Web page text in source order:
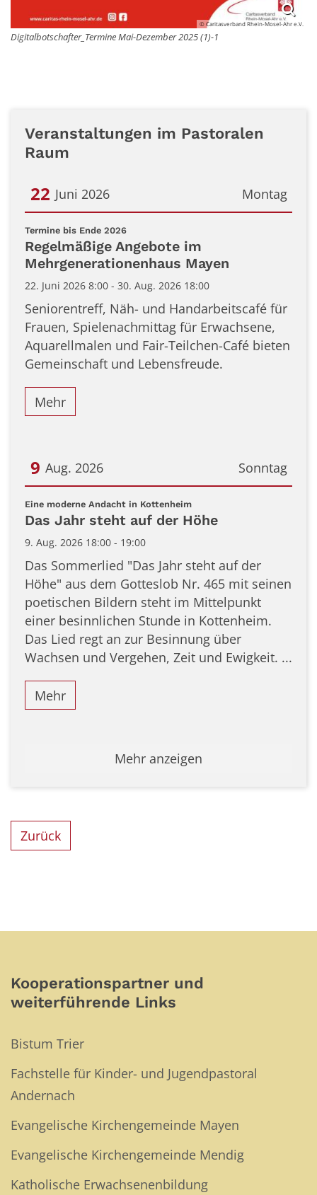
© Caritasverband Rhein-Mosel-Ahr e.V.
Digitalbotschafter_Termine Mai-Dezember 2025 (1)-1
Veranstaltungen im Pastoralen
Raum
Montag
22 Juni 2026
Datum: 22. Juni 2026
Termine bis Ende 2026:
Regelmäßige Angebote im
Mehrgenerationenhaus Mayen
22. Juni 2026 8:00 - 30. Aug. 2026 18:00
Seniorentreff, Näh- und Handarbeitscafé für
Frauen, Spielenachmittag für Erwachsene,
Aquarellmalen und Fair-Teilchen-Café bieten
Gemeinschaft und Lebensfreude.
Mehr
Sonntag
9 Aug. 2026
Datum: 9. August 2026
Eine moderne Andacht in Kottenheim:
Das Jahr steht auf der Höhe
9. Aug. 2026 18:00 - 19:00
Das Sommerlied "Das Jahr steht auf der
Höhe" aus dem Gotteslob Nr. 465 mit seinen
poetischen Bildern steht im Mittelpunkt
einer besinnlichen Stunde in Kottenheim.
Das Lied regt an zur Besinnung über
Wachsen und Vergehen, Zeit und Ewigkeit. ...
Mehr
Mehr anzeigen
Zurück
Kooperationspartner und
weiterführende Links
Bistum Trier
Fachstelle für Kinder- und Jugendpastoral
Andernach
Evangelische Kirchengemeinde Mayen
Evangelische Kirchengemeinde Mendig
Katholische Erwachsenenbildung